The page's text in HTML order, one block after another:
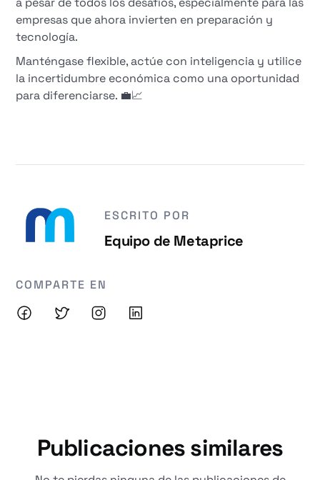
empresas que ahora invierten en preparación y
tecnología.
Manténgase flexible, actúe con inteligencia y utilice
la incertidumbre económica como una oportunidad
para diferenciarse. 💼📈
ESCRITO POR
Equipo de Metaprice
COMPARTE EN
Publicaciones similares